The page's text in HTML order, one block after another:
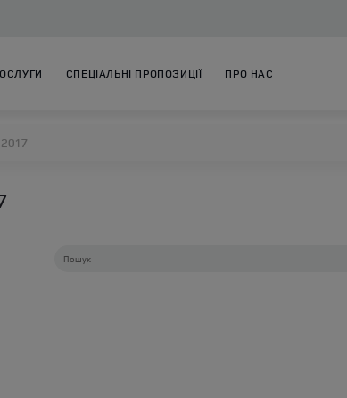
СПЕЦІАЛЬНІ ПРОПОЗИЦІЇ ПРО НАС